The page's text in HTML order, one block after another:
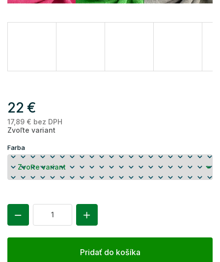
22 €
17,89 € bez DPH
Zvoľte variant
Farba
Pridať do košíka